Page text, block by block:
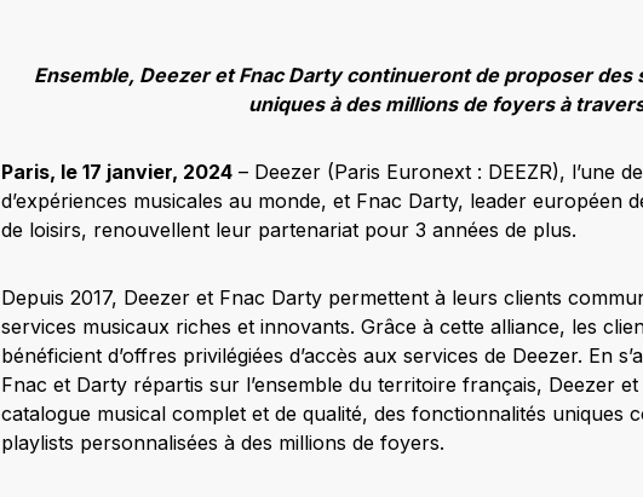
Ensemble, Deezer et Fnac Darty continueront de proposer
uniques à des millions de foyers à
Paris, le 17 janvier, 2024 – Deezer (Paris Euronext : DEEZR), l’une
d’expériences musicales au monde, et Fnac Darty, leader européen
de loisirs, renouvellent leur partenariat pour 3 années de plus.
Depuis 2017, Deezer et Fnac Darty permettent à leurs clients
services musicaux riches et innovants. Grâce à cette alliance, les
bénéficient d’offres privilégiées d’accès aux services de Deezer. En
Fnac et Darty répartis sur l’ensemble du territoire français, Deezer
catalogue musical complet et de qualité, des fonctionnalités uniques
playlists personnalisées à des millions de foyers.